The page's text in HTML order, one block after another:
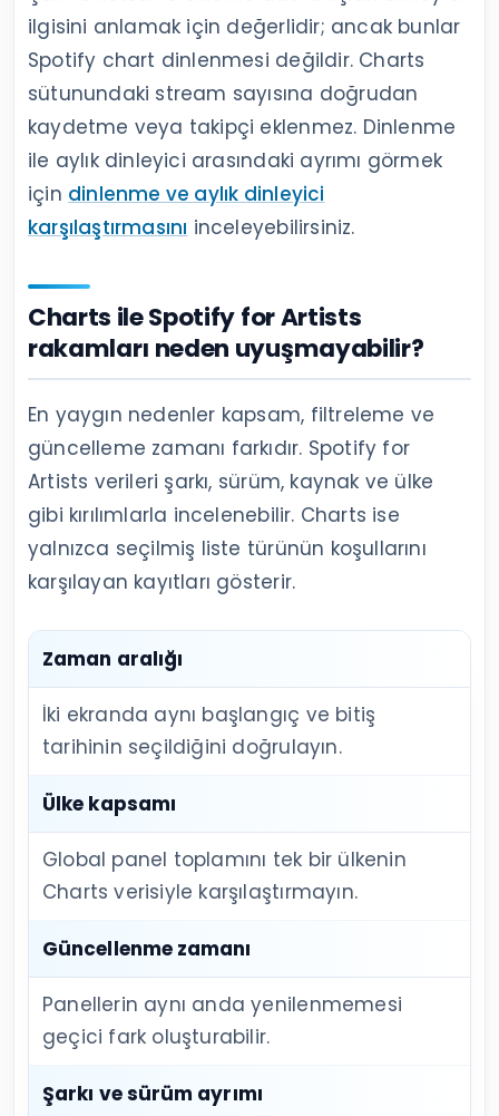
ilgisini anlamak için değerlidir; ancak bunlar
Spotify chart dinlenmesi değildir. Charts
sütunundaki stream sayısına doğrudan
kaydetme veya takipçi eklenmez. Dinlenme
ile aylık dinleyici arasındaki ayrımı görmek
için dinlenme ve aylık dinleyici
karşılaştırmasını inceleyebilirsiniz.
Charts ile Spotify for Artists
rakamları neden uyuşmayabilir?
En yaygın nedenler kapsam, filtreleme ve
güncelleme zamanı farkıdır. Spotify for
Artists verileri şarkı, sürüm, kaynak ve ülke
gibi kırılımlarla incelenebilir. Charts ise
yalnızca seçilmiş liste türünün koşullarını
karşılayan kayıtları gösterir.
Zaman aralığı
İki ekranda aynı başlangıç ve bitiş
tarihinin seçildiğini doğrulayın.
Ülke kapsamı
Global panel toplamını tek bir ülkenin
Charts verisiyle karşılaştırmayın.
Güncellenme zamanı
Panellerin aynı anda yenilenmemesi
geçici fark oluşturabilir.
Şarkı ve sürüm ayrımı